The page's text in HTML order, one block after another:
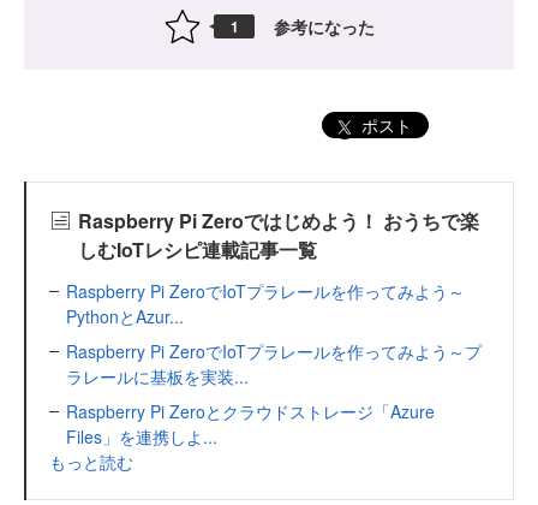
1 参考になった
ポスト
Raspberry Pi Zeroではじめよう！ おうちで楽
しむIoTレシピ連載記事一覧
Raspberry Pi ZeroでIoTプラレールを作ってみよう～
PythonとAzur...
Raspberry Pi ZeroでIoTプラレールを作ってみよう～プ
ラレールに基板を実装...
Raspberry Pi Zeroとクラウドストレージ「Azure
Files」を連携しよ...
もっと読む